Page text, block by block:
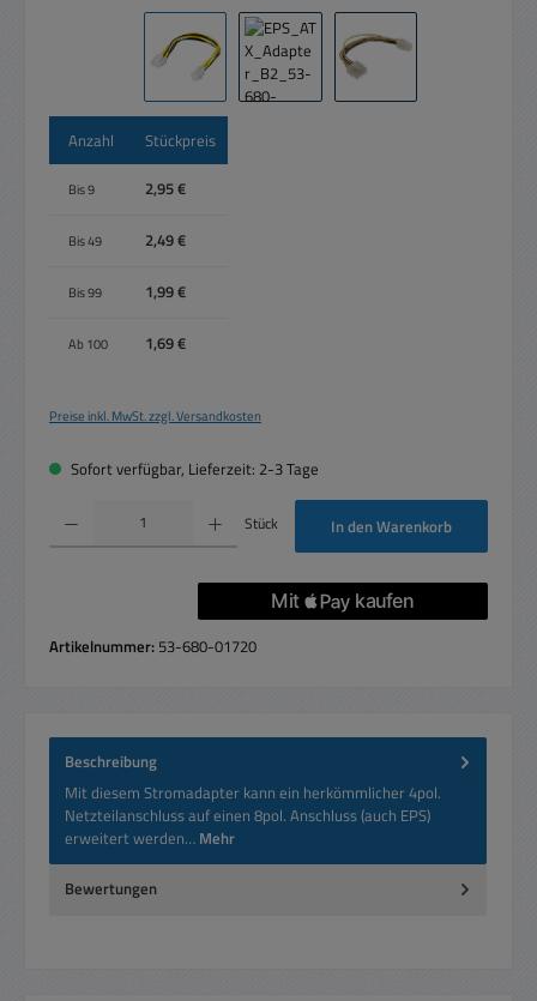
Anzahl Stückpreis
Bis9 2,95 €
Bis49 2,49 €
Bis99 1,99 €
Ab 100 1,69 €
Preise inkl. MwSt. zzgl. Versandkosten
Sofort verfügbar, Lieferzeit: 2-3 Tage
Produkt Anzahl: Gib den gewünschten Wert ein oder benutze die Schaltflächen um
Stück In den Warenkorb
Artikelnummer: 53-680-01720
Beschreibung
Mit diesem Stromadapter kann ein herkömmlicher 4pol.
Netzteilanschluss auf einen 8pol. Anschluss (auch EPS)
erweitert werden… Mehr
Bewertungen